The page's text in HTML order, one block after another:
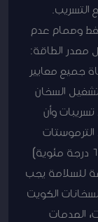
التسريب.
وصمام عدم
مصدر الطاقة:
جميع معايير
تشغيل السخان
وأن
على درجة الحرارة المناسبة (عادة بين 50-60 درجة مئوية)
للسلامة يجب
الكويت
الصدمات